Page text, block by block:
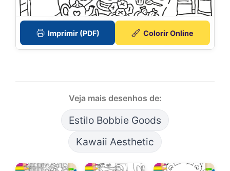
Imprimir (PDF) Colorir Online
Veja mais desenhos de:
Estilo Bobbie Goods
Kawaii Aesthetic